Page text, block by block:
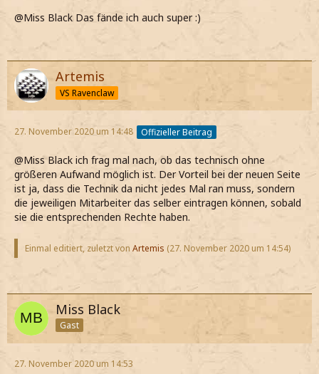
@Miss Black Das fände ich auch super :)
Artemis
VS Ravenclaw
27. November 2020 um 14:48 Offizieller Beitrag
@Miss Black ich frag mal nach, ob das technisch ohne
größeren Aufwand möglich ist. Der Vorteil bei der neuen Seite
ist ja, dass die Technik da nicht jedes Mal ran muss, sondern
die jeweiligen Mitarbeiter das selber eintragen können, sobald
sie die entsprechenden Rechte haben.
Einmal editiert, zuletzt von Artemis (27. November 2020 um 14:54)
Miss Black
Gast
27. November 2020 um 14:53